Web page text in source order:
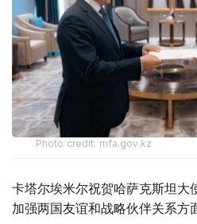
Photo credit: mfa.gov.kz
卡塔尔埃米尔祝贺哈萨克斯坦大
加强两国友谊和战略伙伴关系方